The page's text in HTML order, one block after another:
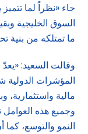
جاء «نظراً لما
السوق الخليجية
ما تمتلكه من بنية
وقالت السعيد:
المؤشرات
مالية واستثمارية،
وجميع هذه العوامل
النمو والتوسع،